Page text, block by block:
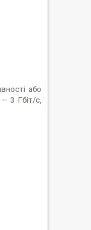
або
3 Гбіт/с,